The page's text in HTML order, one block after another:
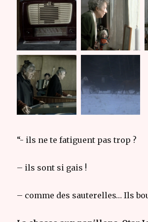
“- ils ne te fatiguent pas trop ?
– ils sont si gais !
– comme des sauterelles… Ils